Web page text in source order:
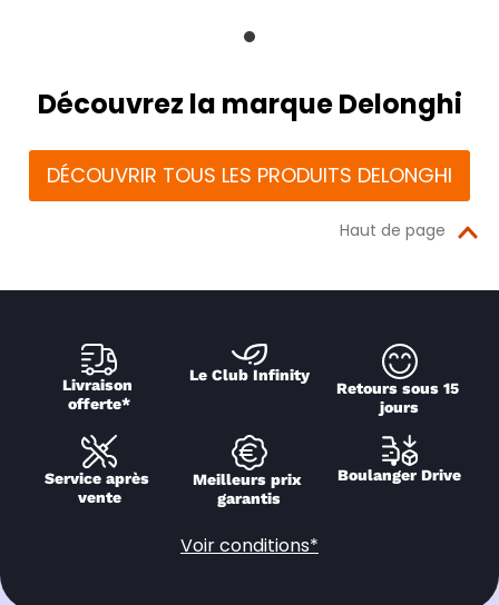
Découvrez la marque Delonghi
DÉCOUVRIR TOUS LES PRODUITS DELONGHI
Haut de page
Livraison
offerte*
Le Club Infinity
Retours sous 15
jours
Service après
vente
Meilleurs prix
garantis
Boulanger Drive
Voir conditions*